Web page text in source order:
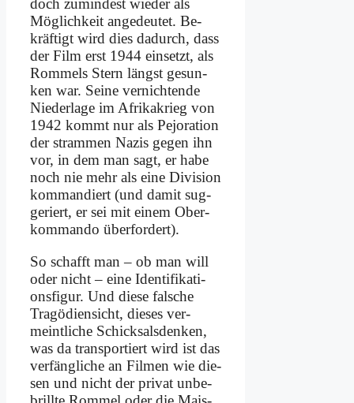
doch zu­min­dest wie­der als
Mög­lich­keit an­ge­deu­tet. Be­
kräf­tigt wird dies da­durch, dass
der Film erst 1944 ein­setzt, als
Rom­mels Stern längst ge­sun­
ken war. Sei­ne ver­nich­ten­de
Nie­der­la­ge im Afri­ka­krieg von
1942 kommt nur als Pe­jo­ra­ti­on
der stram­men Na­zis ge­gen ihn
vor, in dem man sagt, er ha­be
noch nie mehr als ei­ne Di­vi­si­on
kom­man­diert (und da­mit sug­
ge­riert, er sei mit ei­nem Ober­
kom­man­do über­for­dert).
So schafft man – ob man will
oder nicht – ei­ne Iden­ti­fi­ka­ti­
ons­fi­gur. Und die­se fal­sche
Tra­gö­di­en­sicht, die­ses ver­
meint­li­che Schick­sals­den­ken,
was da trans­por­tiert wird ist das
ver­fäng­li­che an Fil­men wie die­
sen und nicht der pri­vat un­be­